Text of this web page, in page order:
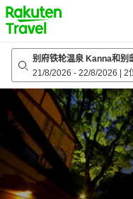
to
top
page
别府铁轮温泉 Kanna和别
21/8/2026 - 22/8/2026 2